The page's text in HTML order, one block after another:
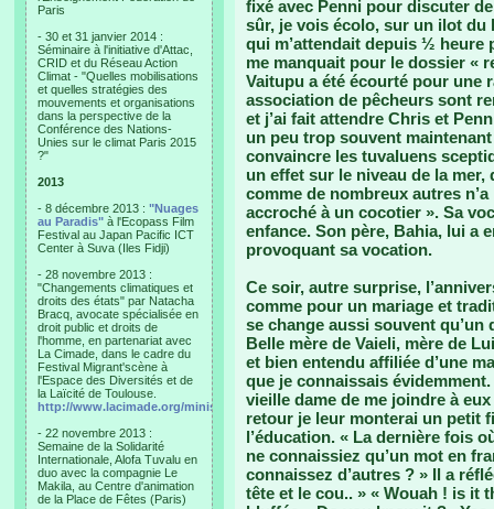
Paris
- 30 et 31 janvier 2014 :
Séminaire à l'initiative d'Attac,
CRID et du Réseau Action
Climat - "Quelles mobilisations
et quelles stratégies des
mouvements et organisations
dans la perspective de la
Conférence des Nations-
Unies sur le climat Paris 2015
?"
2013
- 8 décembre 2013 : "Nuages
au Paradis" à l'Ecopass Film
Festival au Japan Pacific ICT
Center à Suva (Iles Fidji)
- 28 novembre 2013 :
"Changements climatiques et
droits des états" par Natacha
Bracq, avocate spécialisée en
droit public et droits de
l'homme, en partenariat avec
La Cimade, dans le cadre du
Festival Migrant'scène à
l'Espace des Diversités et de
la Laïcité de Toulouse.
http://www.lacimade.org/minisites/migrantscene
- 22 novembre 2013 :
Semaine de la Solidarité
Internationale, Alofa Tuvalu en
duo avec la compagnie Le
Makila, au Centre d'animation
de la Place de Fêtes (Paris)
fixé avec Penni pour discuter
sûr, je vois écolo, sur un ilot du
qui m’attendait depuis ½ heure
me manquait pour le dossier «
Vaitupu a été écourté pour une
association de pêcheurs sont
et j’ai fait attendre Chris et
un peu trop souvent
convaincre les tuvaluens
un effet sur le niveau de la
comme de nombreux autres
accroché à un cocotier ». Sa
enfance. Son père, Bahia, lui a
provoquant sa vocation.
Ce soir, autre surprise,
comme pour un mariage et
se change aussi souvent
Belle mère de Vaieli, mère de
et bien entendu affiliée d’une
que je connaissais
vieille dame de me joindre à
retour je leur monterai un petit
l’éducation. « La dernière fois
ne connaissiez qu’un mot en
connaissez d’autres ? » Il a
tête et le cou.. » « Wouah ! is it